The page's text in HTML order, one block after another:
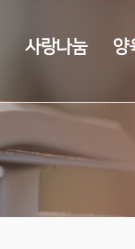
사랑나눔 양